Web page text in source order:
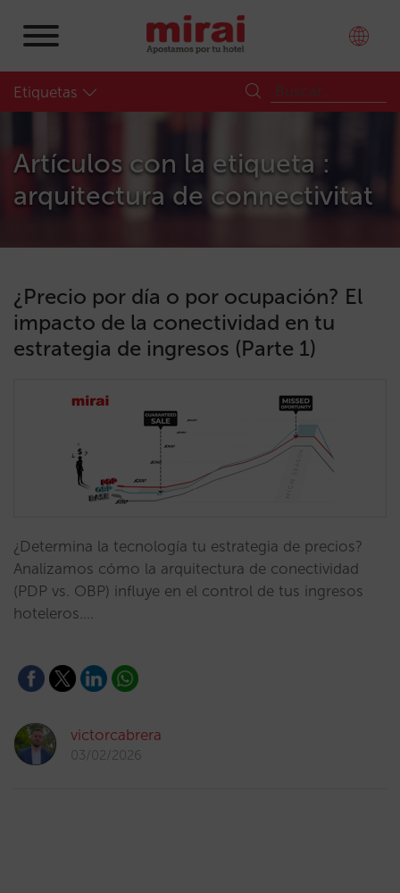
Etiquetas
Artículos con la etiqueta :
arquitectura de connectivitat
¿Precio por día o por ocupación? El
impacto de la conectividad en tu
estrategia de ingresos (Parte 1)
¿Determina la tecnología tu estrategia de precios?
Analizamos cómo la arquitectura de conectividad
(PDP vs. OBP) influye en el control de tus ingresos
hoteleros.…
victorcabrera
03/02/2026